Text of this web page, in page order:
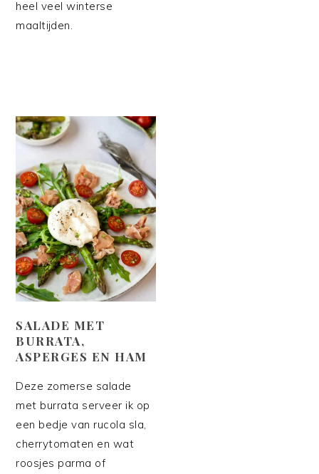
heel veel winterse
maaltijden.
SALADE MET
BURRATA,
ASPERGES EN HAM
Deze zomerse salade
met burrata serveer ik op
een bedje van rucola sla,
cherrytomaten en wat
roosjes parma of